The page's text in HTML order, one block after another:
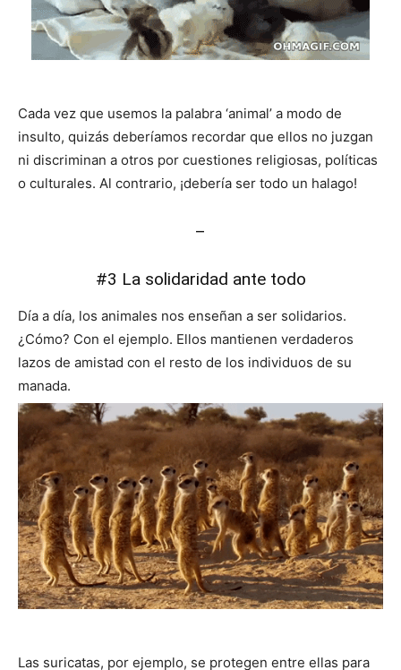
Cada vez que usemos la palabra ‘animal’ a modo de
insulto, quizás deberíamos recordar que ellos no juzgan
ni discriminan a otros por cuestiones religiosas, políticas
o culturales. Al contrario, ¡debería ser todo un halago!
–
#3 La solidaridad ante todo
Día a día, los animales nos enseñan a ser solidarios.
¿Cómo? Con el ejemplo. Ellos mantienen verdaderos
lazos de amistad con el resto de los individuos de su
manada.
Las suricatas, por ejemplo, se protegen entre ellas para